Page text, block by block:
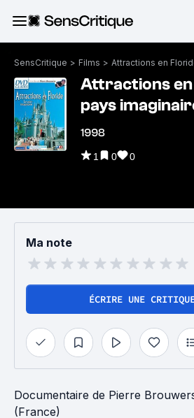
SensCritique > Films >
Attractions
pays
1998
1 0 0
Ma note
ÉCRIRE UNE
Documentaire de Pierre
(France)